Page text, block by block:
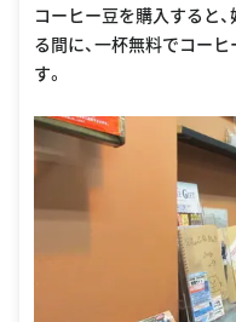
コーヒー豆を購入すると
る間に、一杯無料でコー
す。